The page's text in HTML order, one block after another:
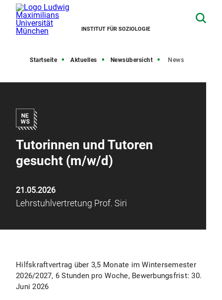
INSTITUT FÜR SOZIOLOGIE
Startseite Aktuelles Newsübersicht News
Tutorinnen und Tutoren
gesucht (m/w/d)
21.05.2026
Lehrstuhlvertretung Prof. Siri
Hilfskraftvertrag über 3,5 Monate im Wintersemester
2026/2027, 6 Stunden pro Woche, Bewerbungsfrist: 30.
Juni 2026